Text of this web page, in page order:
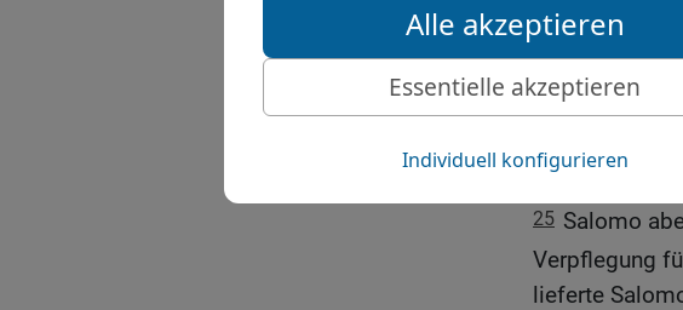
machen {und
angeben
Und du
meinen
24 So lieferte
25 Salomo
Verpflegung
lieferte